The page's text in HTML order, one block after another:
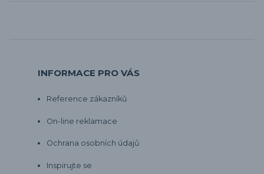
INFORMACE PRO VÁS
Reference zákazníků
On-line reklamace
Ochrana osobních údajů
Inspirujte se